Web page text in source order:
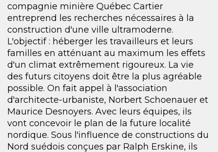
compagnie minière Québec Cartier
entreprend les recherches nécessaires à la
construction d'une ville ultramoderne.
L'objectif : héberger les travailleurs et leurs
familles en atténuant au maximum les effets
d'un climat extrêmement rigoureux. La vie
des futurs citoyens doit être la plus agréable
possible. On fait appel à l'association
d'architecte-urbaniste, Norbert Schoenauer et
Maurice Desnoyers. Avec leurs équipes, ils
vont concevoir le plan de la future localité
nordique. Sous l'influence de constructions du
Nord suédois conçues par Ralph Erskine, ils